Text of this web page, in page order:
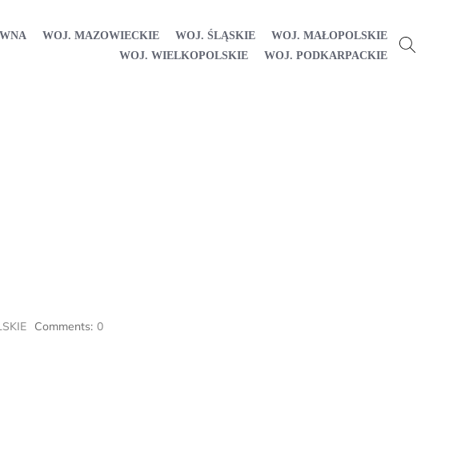
WOJ. MAZOWIECKIE WOJ. ŚLĄSKIE
WOJ. MAŁOPOLSKIE
WOJ. WIELKOPOLSKIE
WOJ. PODKARPACKIE
Comments: 0